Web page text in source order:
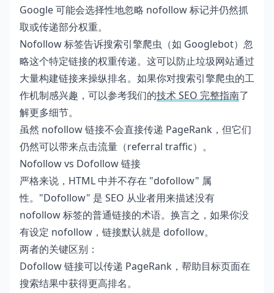
Google 可能会选择性地忽略 nofollow 标记并仍然抓
取或传递部分权重。
Nofollow 标签告诉搜索引擎爬虫（如 Googlebot）忽
略这个特定链接的权重传递。这可以防止垃圾网站通过
大量构建链接来操纵排名。如果你对搜索引擎爬虫的工
作机制感兴趣，可以参考我们的技术 SEO 完整指南了
解更多细节。
虽然 nofollow 链接不会直接传递 PageRank，但它们
仍然可以带来点击流量（referral traffic）。
Nofollow vs Dofollow 链接
严格来说，HTML 中并不存在 "dofollow" 属
性。"Dofollow" 是 SEO 从业者用来描述没有
nofollow 标签的普通链接的术语。换言之，如果你没
有设定 nofollow，链接默认就是 dofollow。
两者的关键区别：
Dofollow 链接可以传递 PageRank，帮助目标页面在
搜索结果中获得更高排名。